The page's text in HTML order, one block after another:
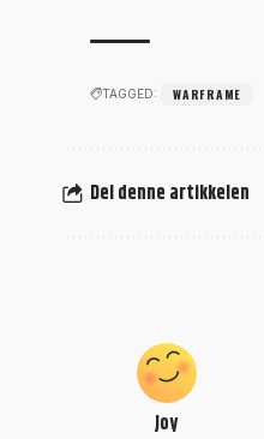
TAGGED: WARFRAME
Del denne artikkelen
Joy